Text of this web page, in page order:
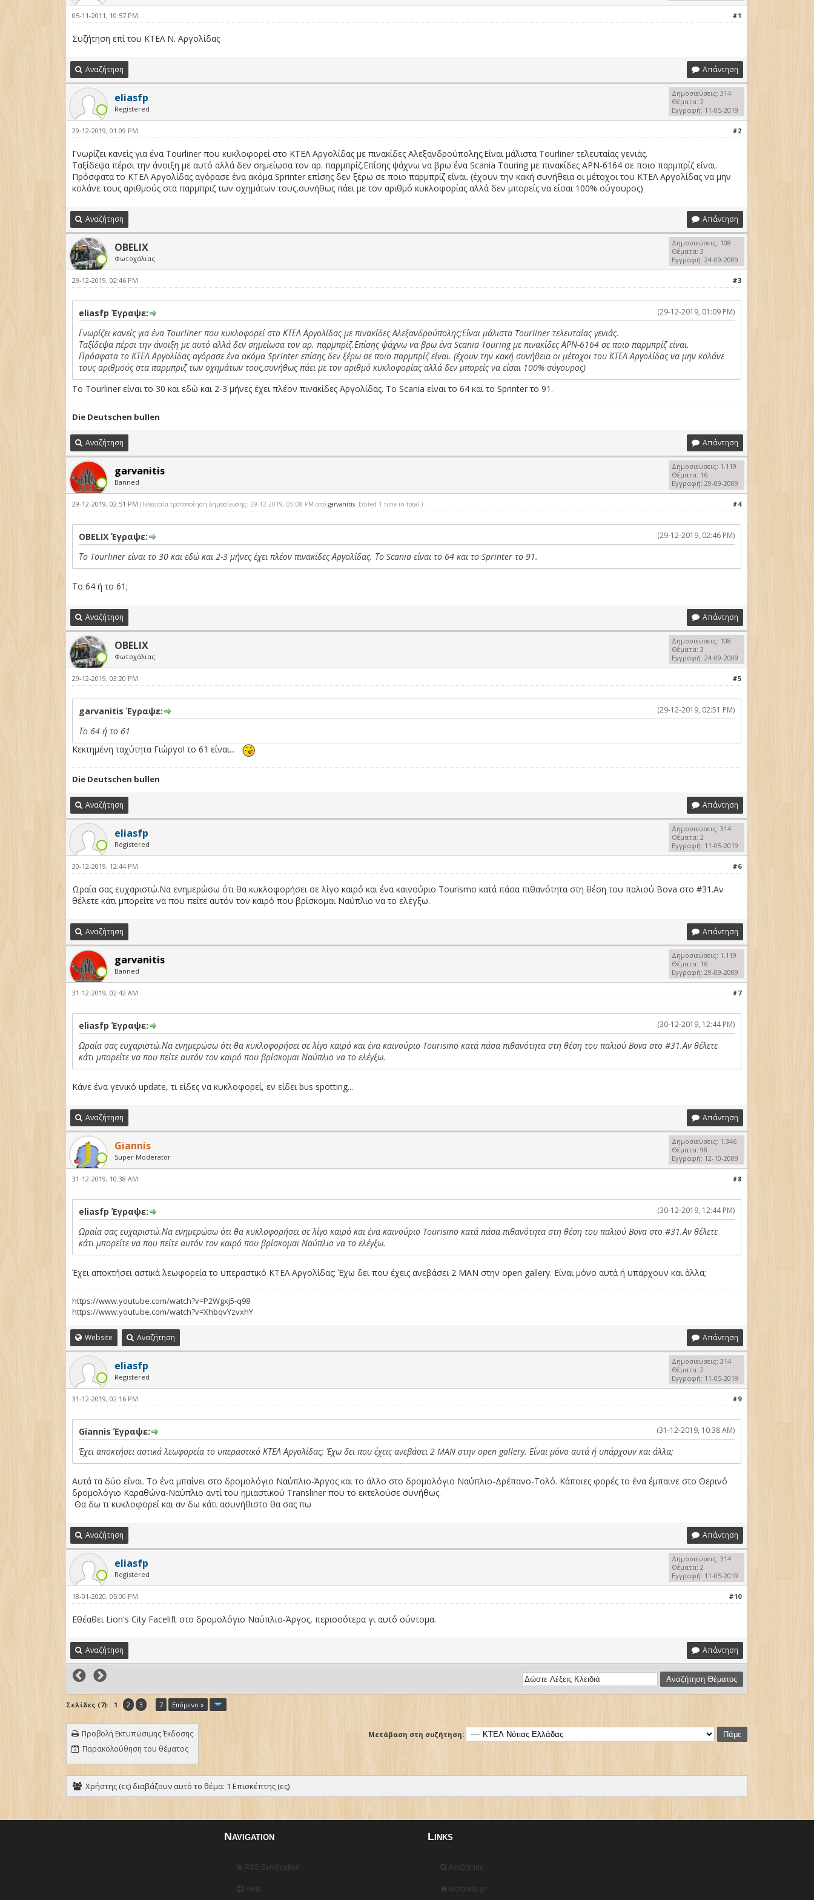
#1
05-11-2011, 10:57 PM
Συζήτηση επί του ΚΤΕΛ Ν. Αργολίδας
Αναζήτηση Απάντηση
eliasfp
Registered
Δημοσιεύσεις: 314
Θέματα: 2
Εγγραφή: 11-05-2019
#2
29-12-2019, 01:09 PM
Γνωρίζει κανείς για ένα Tourliner που κυκλοφορεί στο ΚΤΕΛ Αργολίδας με πινακίδες Αλεξανδρούπολης;Είναι μάλιστα Tourliner τελευταίας γενιάς.
Ταξίδεψα πέρσι την άνοιξη με αυτό αλλά δεν σημείωσα τον αρ. παρμπρίζ.Επίσης ψάχνω να βρω ένα Scania Touring με πινακίδες ΑΡΝ-6164 σε ποιο παρμπρίζ είναι.
Πρόσφατα το ΚΤΕΛ Αργολίδας αγόρασε ένα ακόμα Sprinter επίσης δεν ξέρω σε ποιο παρμπρίζ είναι. (έχουν την κακή συνήθεια οι μέτοχοι του ΚΤΕΛ Αργολίδας να μην
κολάνε τους αριθμούς στα παρμπριζ των οχημάτων τους,συνήθως πάει με τον αριθμό κυκλοφορίας αλλά δεν μπορείς να είσαι 100% σύγουρος)
Αναζήτηση Απάντηση
OBELIX
Φωτοχάλιας
Δημοσιεύσεις: 108
Θέματα: 3
Εγγραφή: 24-09-2009
#3
29-12-2019, 02:46 PM
(29-12-2019, 01:09 PM)
eliasfp Έγραψε:
Γνωρίζει κανείς για ένα Tourliner που κυκλοφορεί στο ΚΤΕΛ Αργολίδας με πινακίδες Αλεξανδρούπολης;Είναι μάλιστα Tourliner τελευταίας γενιάς.
Ταξίδεψα πέρσι την άνοιξη με αυτό αλλά δεν σημείωσα τον αρ. παρμπρίζ.Επίσης ψάχνω να βρω ένα Scania Touring με πινακίδες ΑΡΝ-6164 σε ποιο παρμπρίζ είναι.
Πρόσφατα το ΚΤΕΛ Αργολίδας αγόρασε ένα ακόμα Sprinter επίσης δεν ξέρω σε ποιο παρμπρίζ είναι. (έχουν την κακή συνήθεια οι μέτοχοι του ΚΤΕΛ Αργολίδας να μην κολάνε
τους αριθμούς στα παρμπριζ των οχημάτων τους,συνήθως πάει με τον αριθμό κυκλοφορίας αλλά δεν μπορείς να είσαι 100% σύγουρος)
Το Tourliner είναι το 30 και εδώ και 2-3 μήνες έχει πλέον πινακίδες Αργολίδας. Το Scania είναι το 64 και το Sprinter το 91.
Die Deutschen bullen
Αναζήτηση Απάντηση
garvanitis
Banned
Δημοσιεύσεις: 1.119
Θέματα: 16
Εγγραφή: 29-09-2009
#4
29-12-2019, 02:51 PM(Τελευταία τροποποίηση δημοσίευσης: 29-12-2019, 05:08 PM απόgarvanitis. Edited 1 time in total.)
(29-12-2019, 02:46 PM)
OBELIX Έγραψε:
Το Tourliner είναι το 30 και εδώ και 2-3 μήνες έχει πλέον πινακίδες Αργολίδας. Το Scania είναι το 64 και το Sprinter το 91.
Το 64 ή το 61;
Αναζήτηση Απάντηση
OBELIX
Φωτοχάλιας
Δημοσιεύσεις: 108
Θέματα: 3
Εγγραφή: 24-09-2009
#5
29-12-2019, 03:20 PM
(29-12-2019, 02:51 PM)
garvanitis Έγραψε:
Το 64 ή το 61
Κεκτημένη ταχύτητα Γιώργο! το 61 είναι...
Die Deutschen bullen
Αναζήτηση Απάντηση
eliasfp
Registered
Δημοσιεύσεις: 314
Θέματα: 2
Εγγραφή: 11-05-2019
#6
30-12-2019, 12:44 PM
Ωραία σας ευχαριστώ.Να ενημερώσω ότι θα κυκλοφορήσει σε λίγο καιρό και ένα καινούριο Tourismo κατά πάσα πιθανότητα στη θέση του παλιού Bova στο #31.Αν
θέλετε κάτι μπορείτε να που πείτε αυτόν τον καιρό που βρίσκομαι Ναύπλιο να το ελέγξω.
Αναζήτηση Απάντηση
garvanitis
Banned
Δημοσιεύσεις: 1.119
Θέματα: 16
Εγγραφή: 29-09-2009
#7
31-12-2019, 02:42 AM
(30-12-2019, 12:44 PM)
eliasfp Έγραψε:
Ωραία σας ευχαριστώ.Να ενημερώσω ότι θα κυκλοφορήσει σε λίγο καιρό και ένα καινούριο Tourismo κατά πάσα πιθανότητα στη θέση του παλιού Bova στο #31.Αν θέλετε
κάτι μπορείτε να που πείτε αυτόν τον καιρό που βρίσκομαι Ναύπλιο να το ελέγξω.
Κάνε ένα γενικό update, τι είδες να κυκλοφορεί, εν είδει bus spotting...
Αναζήτηση Απάντηση
Giannis
Super Moderator
Δημοσιεύσεις: 1.346
Θέματα: 98
Εγγραφή: 12-10-2009
#8
31-12-2019, 10:38 AM
(30-12-2019, 12:44 PM)
eliasfp Έγραψε:
Ωραία σας ευχαριστώ.Να ενημερώσω ότι θα κυκλοφορήσει σε λίγο καιρό και ένα καινούριο Tourismo κατά πάσα πιθανότητα στη θέση του παλιού Bova στο #31.Αν θέλετε
κάτι μπορείτε να που πείτε αυτόν τον καιρό που βρίσκομαι Ναύπλιο να το ελέγξω.
Έχει αποκτήσει αστικά λεωφορεία το υπεραστικό ΚΤΕΛ Αργολίδας; Έχω δει που έχεις ανεβάσει 2 MAN στην open gallery. Είναι μόνο αυτά ή υπάρχουν και άλλα;
https://www.youtube.com/watch?v=P2Wgxj5-q98
https://www.youtube.com/watch?v=XhbqvYzvxhY
Website Αναζήτηση Απάντηση
eliasfp
Registered
Δημοσιεύσεις: 314
Θέματα: 2
Εγγραφή: 11-05-2019
#9
31-12-2019, 02:16 PM
(31-12-2019, 10:38 AM)
Giannis Έγραψε:
Έχει αποκτήσει αστικά λεωφορεία το υπεραστικό ΚΤΕΛ Αργολίδας; Έχω δει που έχεις ανεβάσει 2 MAN στην open gallery. Είναι μόνο αυτά ή υπάρχουν και άλλα;
Αυτά τα δύο είναι. Το ένα μπαίνει στο δρομολόγιο Ναύπλιο-Άργος και το άλλο στο δρομολόγιο Ναύπλιο-Δρέπανο-Τολό. Κάποιες φορές το ένα έμπαινε στο Θερινό
δρομολόγιο Καραθώνα-Ναύπλιο αντί του ημιαστικού Transliner που το εκτελούσε συνήθως.
Θα δω τι κυκλοφορεί και αν δω κάτι ασυνήθιστο θα σας πω
Αναζήτηση Απάντηση
eliasfp
Registered
Δημοσιεύσεις: 314
Θέματα: 2
Εγγραφή: 11-05-2019
#10
18-01-2020, 05:00 PM
Eθέαθει Lion's City Facelift στο δρομολόγιο Ναύπλιο-Άργος, περισσότερα γι αυτό σύντομα.
Αναζήτηση Απάντηση
Σελίδες (7): 1 2 3 ... 7 Επόμενο »
Προβολή Εκτυπώσιμης Έκδοσης
Παρακολούθηση του θέματος
Μετάβαση στη συζήτηση:
Χρήστης (ες) διαβάζουν αυτό το θέμα: 1 Επισκέπτης (ες)
Navigation
RSS Syndication
Help
Links
Αναζήτηση
leoforeia.gr